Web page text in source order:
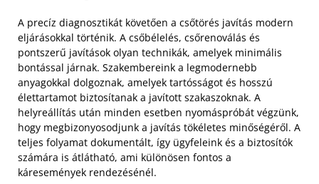
A precíz diagnosztikát követően a csőtörés javítás modern
eljárásokkal történik. A csőbélelés, csőrenoválás és
pontszerű javítások olyan technikák, amelyek minimális
bontással járnak. Szakembereink a legmodernebb
anyagokkal dolgoznak, amelyek tartósságot és hosszú
élettartamot biztosítanak a javított szakaszoknak. A
helyreállítás után minden esetben nyomáspróbát végzünk,
hogy megbizonyosodjunk a javítás tökéletes minőségéről. A
teljes folyamat dokumentált, így ügyfeleink és a biztosítók
számára is átlátható, ami különösen fontos a
káresemények rendezésénél.